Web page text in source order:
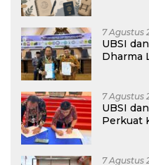
7 Agustus
UBSI
Dharma
7 Agustus
UBSI
Perkuat
7 Agustus